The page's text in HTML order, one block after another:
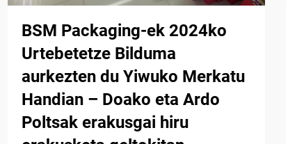
BSM Packaging-ek 2024ko
Urtebetetze Bilduma
aurkezten du Yiwuko Merkatu
Handian – Doako eta Ardo
Poltsak erakusgai hiru